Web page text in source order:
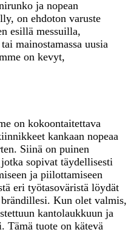
ja nopean
on ehdoton varuste
esillä messuilla,
mainostamassa uusia
on kevyt,
on kokoontaitettava
kankaan nopeaa
Siinä on puinen
sopivat täydellisesti
ja piilottamiseen
eri työtasoväristä löydät
Kun olet valmis,
kantolaukkuun ja
Tämä tuote on kätevä